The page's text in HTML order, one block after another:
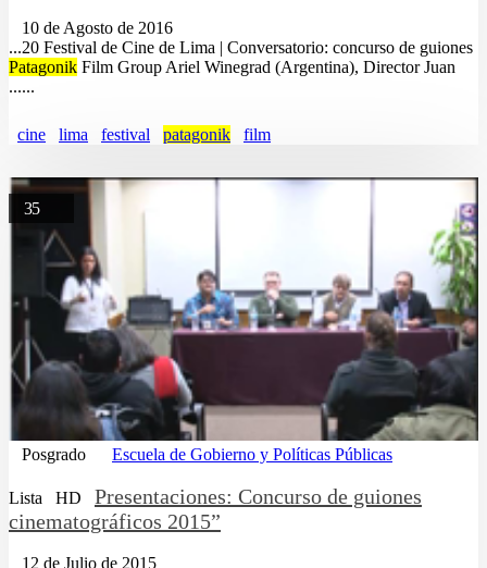
10 de Agosto de 2016
...20 Festival de Cine de Lima | Conversatorio: concurso de guiones
Patagonik Film Group Ariel Winegrad (Argentina), Director Juan
......
cine lima festival patagonik film
35
Posgrado Escuela de Gobierno y Políticas Públicas
Lista HD
Presentaciones: Concurso de guiones
cinematográficos 2015”
12 de Julio de 2015